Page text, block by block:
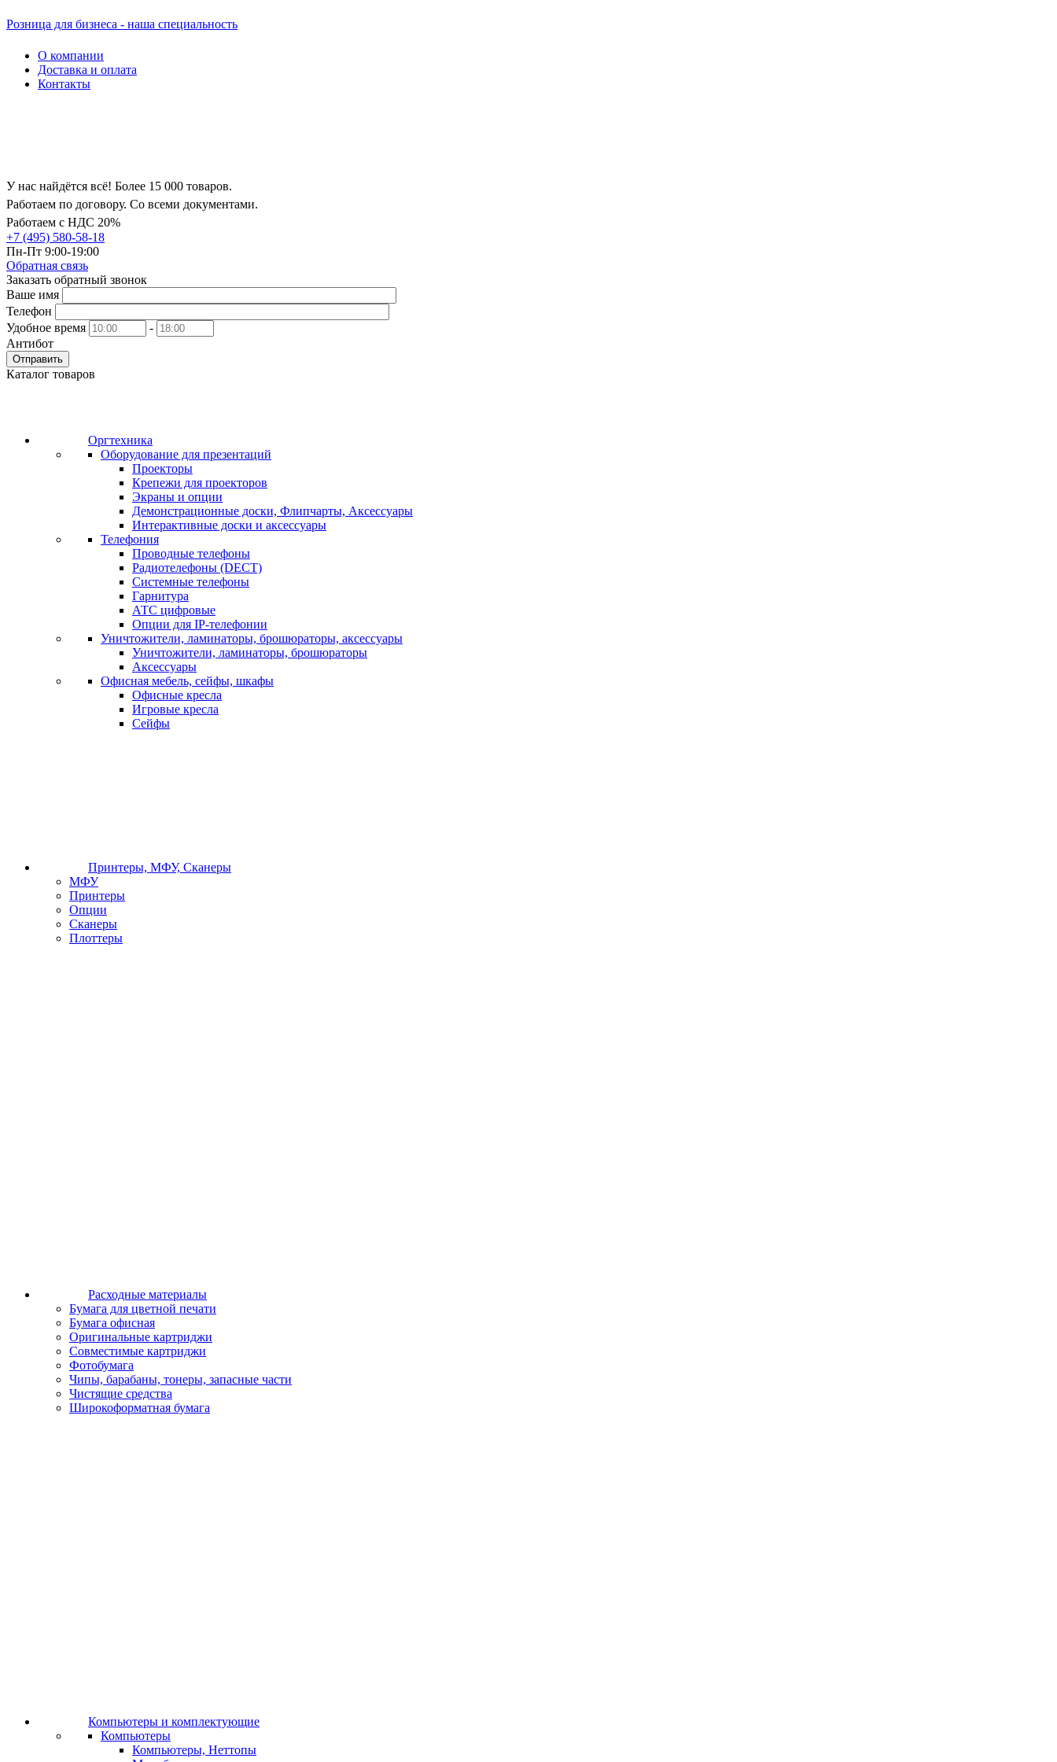
Розница для бизнеса - наша специальность
О компании
Доставка и оплата
Контакты
У нас найдётся всё! Более 15 000 товаров.
Работаем по договору. Со всеми документами.
Работаем с НДС 20%
+7 (495) 580-58-18
Пн-Пт 9:00-19:00
Обратная связь
Заказать обратный звонок
Ваше имя
Телефон
Удобное время
-
Антибот
Отправить
Каталог товаров
Оргтехника
Оборудование для презентаций
Проекторы
Крепежи для проекторов
Экраны и опции
Демонстрационные доски, Флипчарты, Аксессуары
Интерактивные доски и аксессуары
Телефония
Проводные телефоны
Радиотелефоны (DECT)
Системные телефоны
Гарнитура
АТС цифровые
Опции для IP-телефонии
Уничтожители, ламинаторы, брошюраторы, аксессуары
Уничтожители, ламинаторы, брошюраторы
Аксессуары
Офисная мебель, сейфы, шкафы
Офисные кресла
Игровые кресла
Сейфы
Принтеры, МФУ, Сканеры
МФУ
Принтеры
Опции
Сканеры
Плоттеры
Расходные материалы
Бумага для цветной печати
Бумага офисная
Оригинальные картриджи
Совместимые картриджи
Фотобумага
Чипы, барабаны, тонеры, запасные части
Чистящие средства
Широкоформатная бумага
Компьютеры и комплектующие
Компьютеры
Компьютеры, Неттопы